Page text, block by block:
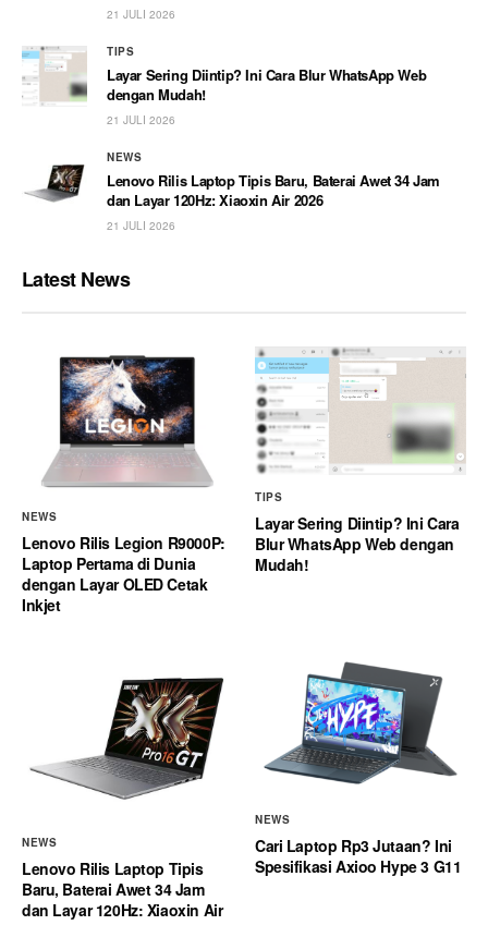
21 JULI 2026
TIPS
Layar Sering Diintip? Ini Cara Blur WhatsApp Web
dengan Mudah!
21 JULI 2026
NEWS
Lenovo Rilis Laptop Tipis Baru, Baterai Awet 34 Jam
dan Layar 120Hz: Xiaoxin Air 2026
21 JULI 2026
Latest News
NEWS
Lenovo Rilis Legion R9000P:
Laptop Pertama di Dunia
dengan Layar OLED Cetak
Inkjet
TIPS
Layar Sering Diintip? Ini Cara
Blur WhatsApp Web dengan
Mudah!
NEWS
Lenovo Rilis Laptop Tipis
Baru, Baterai Awet 34 Jam
dan Layar 120Hz: Xiaoxin Air
NEWS
Cari Laptop Rp3 Jutaan? Ini
Spesifikasi Axioo Hype 3 G11